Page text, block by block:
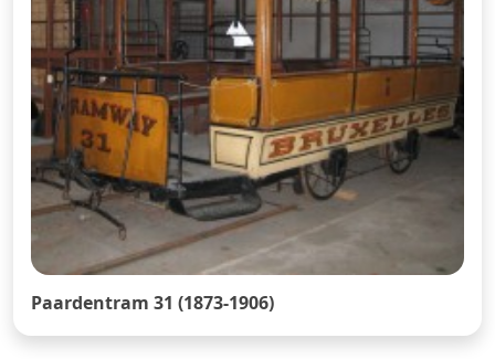
Paardentram 31 (1873-1906)